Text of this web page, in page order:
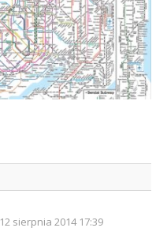
12 sierpnia 2014 17:39